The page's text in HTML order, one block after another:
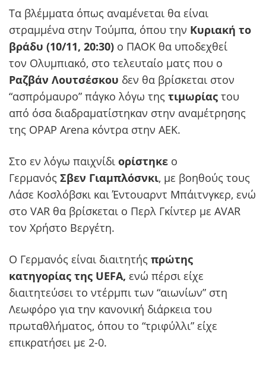
Τα βλέμματα όπως αναμένεται θα είναι
στραμμένα στην Τούμπα, όπου την Κυριακή το
βράδυ (10/11, 20:30) ο ΠΑΟΚ θα υποδεχθεί
τον Ολυμπιακό, στο τελευταίο ματς που ο
Ραζβάν Λουτσέσκου δεν θα βρίσκεται στον
“ασπρόμαυρο” πάγκο λόγω της τιμωρίας του
από όσα διαδραματίστηκαν στην αναμέτρησης
της OPAP Arena κόντρα στην ΑΕΚ.
Στο εν λόγω παιχνίδι ορίστηκε ο
Γερμανός Σβεν Γιαμπλόσνκι, με βοηθούς τους
Λάσε Κοσλόβσκι και Έντουαρντ Μπάιτνγκερ, ενώ
στο VAR θα βρίσκεται ο Περλ Γκίντερ με AVAR
τον Χρήστο Βεργέτη.
O Γερμανός είναι διαιτητής πρώτης
κατηγορίας της UEFA, ενώ πέρσι είχε
διαιτητεύσει το ντέρμπι των “αιωνίων” στη
Λεωφόρο για την κανονική διάρκεια του
πρωταθλήματος, όπου το “τριφύλλι” είχε
επικρατήσει με 2-0.